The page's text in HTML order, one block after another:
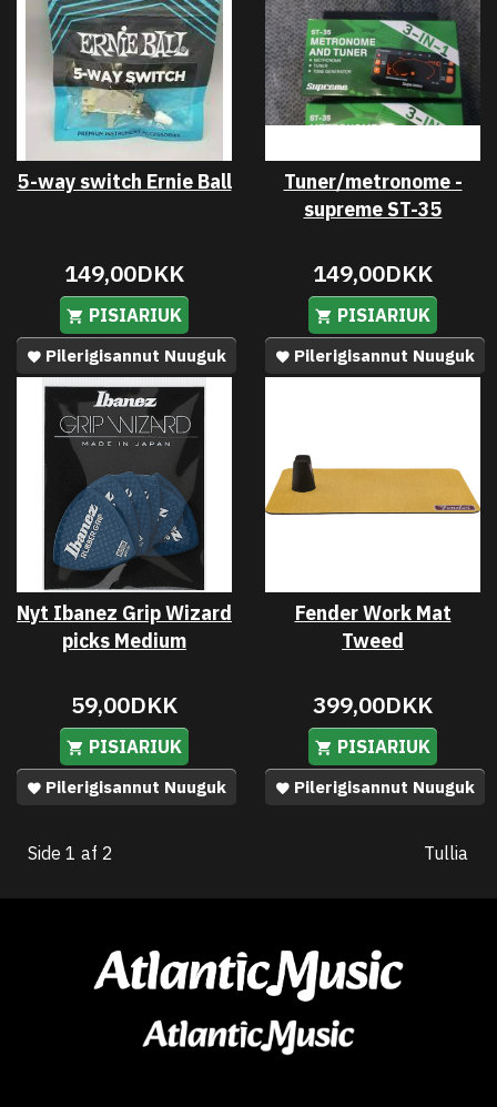
5-way switch Ernie Ball
149,00DKK
PISIARIUK
Pilerigisannut Nuuguk
Tuner/metronome -
supreme ST-35
149,00DKK
PISIARIUK
Pilerigisannut Nuuguk
Nyt Ibanez Grip Wizard
picks Medium
59,00DKK
PISIARIUK
Pilerigisannut Nuuguk
Fender Work Mat
Tweed
399,00DKK
PISIARIUK
Pilerigisannut Nuuguk
Side 1 af 2 Tullia